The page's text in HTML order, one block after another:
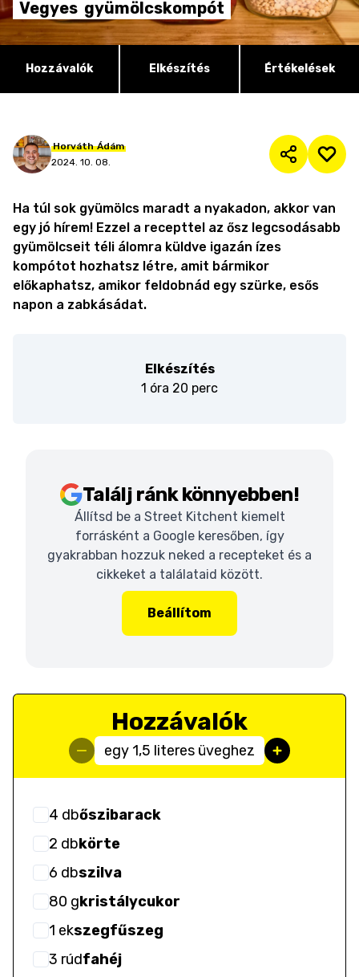
Vegyes gyümölcskompót
Hozzávalók Elkészítés Értékelések
Horváth Ádám
2024. 10. 08.
Ha túl sok gyümölcs maradt a nyakadon, akkor van
egy jó hírem! Ezzel a recepttel az ősz legcsodásabb
gyümölcseit téli álomra küldve igazán ízes
kompótot hozhatsz létre, amit bármikor
előkaphatsz, amikor feldobnád egy szürke, esős
napon a zabkásádat.
Elkészítés
1 óra 20 perc
Találj ránk könnyebben!
Állítsd be a Street Kitchent kiemelt
forrásként a Google keresőben, így
gyakrabban hozzuk neked a recepteket és a
cikkeket a találataid között.
Beállítom
Hozzávalók
egy 1,5 literes üveghez
4 dbőszibarack
2 dbkörte
6 dbszilva
80 gkristálycukor
1 ekszegfűszeg
3 rúdfahéj